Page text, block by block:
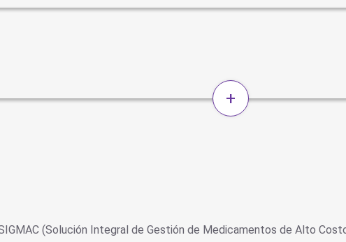
+
(Solución Integral de Gestión de Medicamentos de Alto